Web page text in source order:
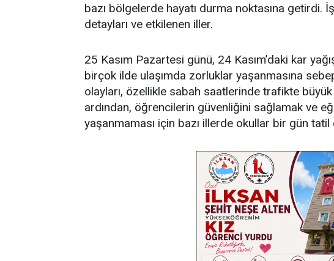
bazı bölgelerde hayatı durma noktasına getirdi.
detayları ve etkilenen iller.
25 Kasım Pazartesi günü, 24 Kasım’daki kar
birçok ilde ulaşımda zorluklar yaşanmasına
olayları, özellikle sabah saatlerinde trafikte
ardından, öğrencilerin güvenliğini sağlamak ve
yaşanmaması için bazı illerde okullar bir gün tatil